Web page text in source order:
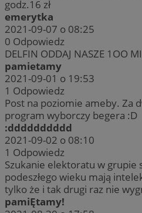
godz.16 zł
emerytka
2021-09-07 o 08:25
0 Odpowiedz
DELFIN ODDAJ NASZE 1OO
pamietamy
2021-09-01 o 19:53
1 Odpowiedz
Post na poziomie ameby. Za
program wyborczy begera :D
:dddddddddd
2021-09-02 o 08:10
1 Odpowiedz
Szukanie elektoratu w grupie
podeszłego wieku mają
tylko że i tak drugi raz nie
pamiĘtamy!